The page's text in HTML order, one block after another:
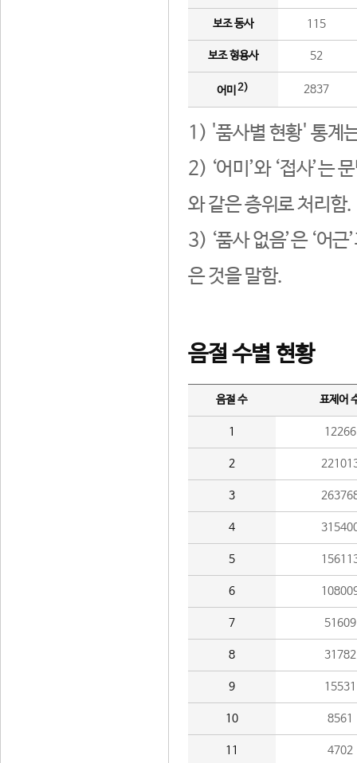
보조 동사 115
보조 형용사 52
어미 2) 2837
1) '품사별 현황' 통계
2) ‘어미’와 ‘접사’는
와 같은 층위로 처리함.
3) ‘품사 없음’은 ‘어
은 것을 말함.
음절 수별 현황
음절 수 표제어
1 12266
2
3
4
5
6
7 51609
8 31782
9 15531
10 8561
11 4702